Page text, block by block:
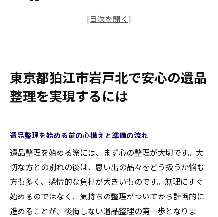
安心できる遺品整理業者の選び方を解説
遺品整理を進めるうえで岩戸北で重視すべきポ
イント
遺品整理で重視すべきサービス内容の違い
準
対応範囲と作業内容を比較する遺品整理の
コツ
追加料金や見積もり時の注意点を解説
遺品整理で家族の負担を減らす取り組み
東京都狛江市岩戸北で安心の遺品
整理を実現するには
遺品整理を始める前の心構えと準備の流れ
遺品整理を始める際には、まず心の整理が大切です。大
切な方との別れの後は、思い出の品々をどう扱うか悩む
方も多く、感情的な負担が大きいものです。無理にすぐ
始めるのではなく、気持ちの整理がついてから計画的に
進めることが、後悔しない遺品整理の第一歩となりま